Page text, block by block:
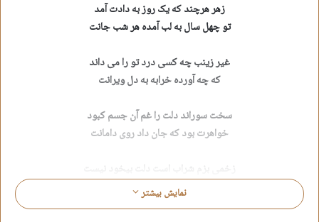
زهر هرچند که یک روز به دادت آمد
تو چهل سال به لب آمده هر شب جانت
غیر زینب چه کسی درد تو را می داند
که چه آورده خرابه به دل ویرانت
سخت سوراند دلت را غم آن جسم کبود
خواهرت بود که جان داد روی دامانت
که چهل سال نکرد اشک دوا درمانت
نمایش بیشتر